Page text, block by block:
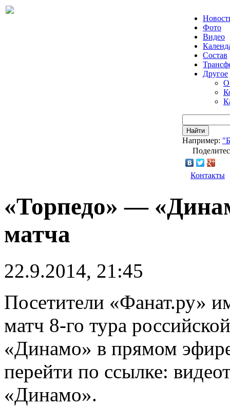
Фото
Видео
Состав
Другое
О
Найти
Например:
Контакты
«Торпедо» —
матча
22.9.2014, 21:45
Посетители «Фанат.ру»
матч 8-го тура
«Динамо» в прямом
перейти по ссылке:
«Динамо».